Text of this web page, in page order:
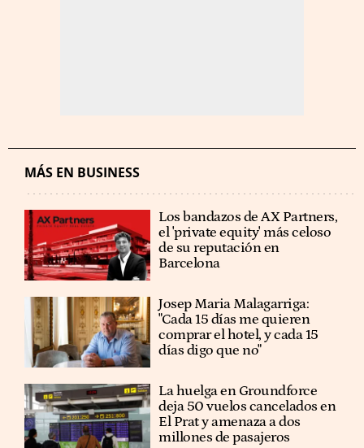
MÁS EN BUSINESS
Los bandazos de AX Partners,
el 'private equity' más celoso
de su reputación en
Barcelona
​​Josep Maria Malagarriga:
"Cada 15 días me quieren
comprar el hotel, y cada 15
días digo que no"
La huelga en Groundforce
deja 50 vuelos cancelados en
El Prat y amenaza a dos
millones de pasajeros